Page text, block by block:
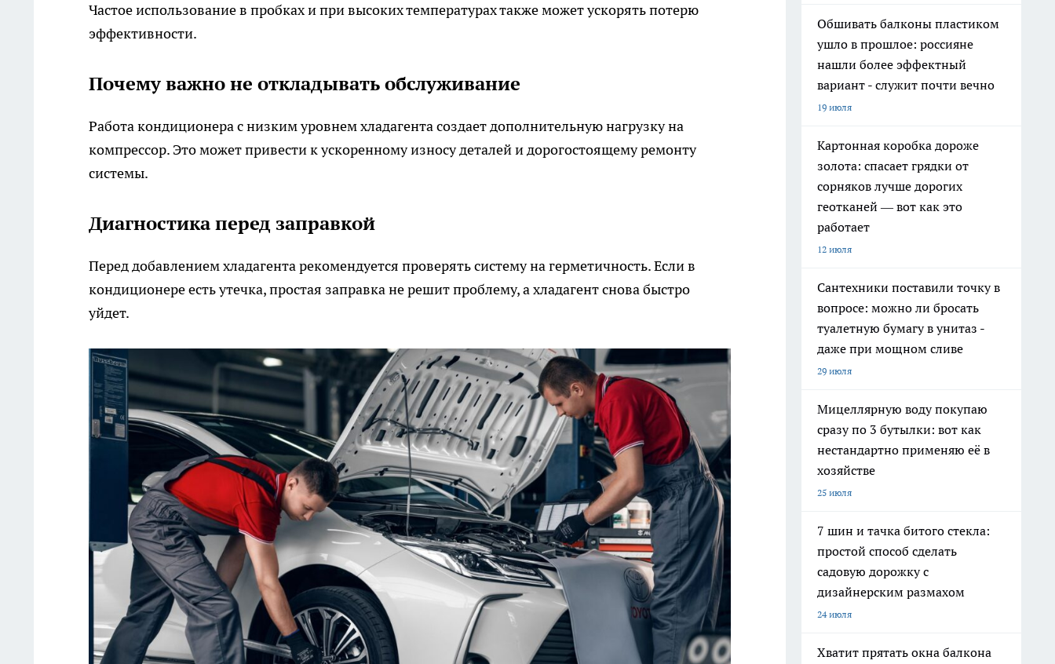
Частое использование в пробках и при высоких температурах также может ускорять потерю
эффективности.
Почему важно не откладывать обслуживание
Работа кондиционера с низким уровнем хладагента создает дополнительную нагрузку на
компрессор. Это может привести к ускоренному износу деталей и дорогостоящему ремонту
системы.
Диагностика перед заправкой
Перед добавлением хладагента рекомендуется проверять систему на герметичность. Если в
кондиционере есть утечка, простая заправка не решит проблему, а хладагент снова быстро
уйдет.
Обшивать балконы пластиком
ушло в прошлое: россияне
нашли более эффектный
вариант - служит почти вечно
19 июля
Картонная коробка дороже
золота: спасает грядки от
сорняков лучше дорогих
геотканей — вот как это
работает
12 июля
Сантехники поставили точку в
вопросе: можно ли бросать
туалетную бумагу в унитаз -
даже при мощном сливе
29 июля
Мицеллярную воду покупаю
сразу по 3 бутылки: вот как
нестандартно применяю её в
хозяйстве
25 июля
7 шин и тачка битого стекла:
простой способ сделать
садовую дорожку с
дизайнерским размахом
24 июля
Хватит прятать окна балкона